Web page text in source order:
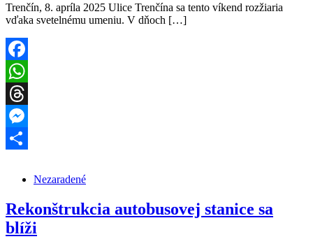
Trenčín, 8. apríla 2025 Ulice Trenčína sa tento víkend rozžiaria
vďaka svetelnému umeniu. V dňoch […]
Facebook
WhatsApp
Threads
Messenger
Nezaradené
Rekonštrukcia autobusovej stanice sa
blíži